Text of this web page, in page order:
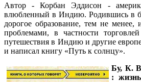
Автор - Корбан Эддисон -
влюбленный в Индию. Родившись в
дорогое образование, тем не менее,
проблемами, в частности
путешествия в Индию и другие
и написал книгу «Путь к солнцу».
Бу, К.В
: